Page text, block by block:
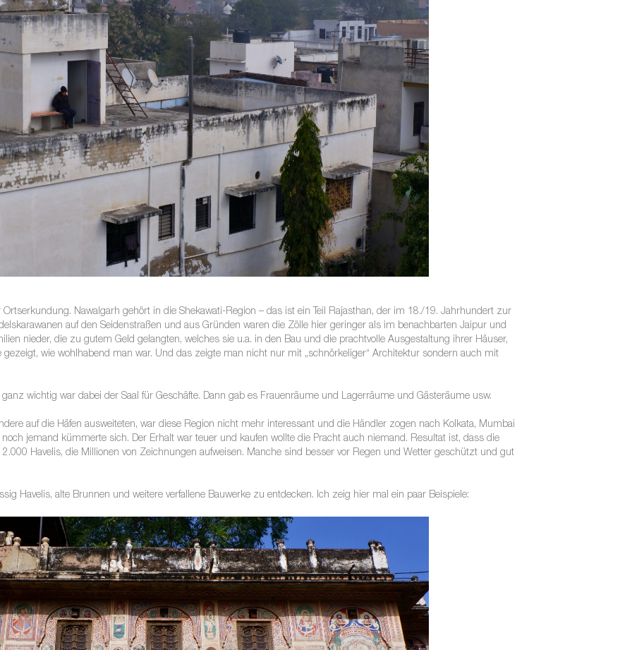
Nawalgarh gehört in die Shekawati-Region – das ist ein Teil Rajasthan, der im 18./19. Jahrhundert zur
auf den Seidenstraßen und aus Gründen waren die Zölle hier geringer als im benachbarten Jaipur und
nieder, die zu gutem Geld gelangten, welches sie u.a. in den Bau und die prachtvolle Ausgestaltung ihrer Häuser,
wie wohlhabend man war. Und das zeigte man nicht nur mit „schnörkeliger“ Architektur sondern auch mit
wichtig war dabei der Saal für Geschäfte. Dann gab es Frauenräume und Lagerräume und Gästeräume usw.
auf die Häfen ausweiteten, war diese Region nicht mehr interessant und die Händler zogen nach Kolkata, Mumbai
jemand kümmerte sich. Der Erhalt war teuer und kaufen wollte die Pracht auch niemand. Resultat ist, dass die
Havelis, die Millionen von Zeichnungen aufweisen. Manche sind besser vor Regen und Wetter geschützt und gut
Havelis, alte Brunnen und weitere verfallene Bauwerke zu entdecken. Ich zeig hier mal ein paar Beispiele: